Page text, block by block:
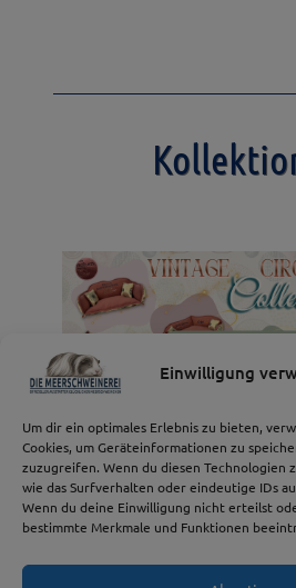
Einwilligung
Um dir ein optimales Erlebnis zu bieten,
Cookies, um Geräteinformationen zu
zuzugreifen. Wenn du diesen Technologien
wie das Surfverhalten oder eindeutige IDs
Wenn du deine Einwilligung nicht erteilst
bestimmte Merkmale und Funktionen
Daisy Dreams
Spring Collection Daisy
Spiritual
Collection
Spiritual BOHO
Collection
Jeans
Jeans
Launiges
Launiges
Design
Design